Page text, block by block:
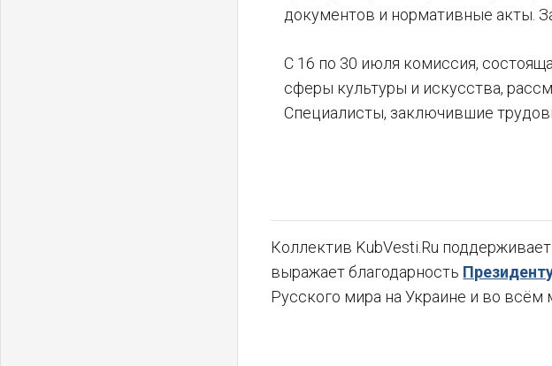
документов и нормативные акты.
С 16 по 30 июля комиссия,
сферы культуры и искусства,
Специалисты, заключившие
Коллектив KubVesti.Ru
выражает благодарность
Русского мира на Украине и во всём